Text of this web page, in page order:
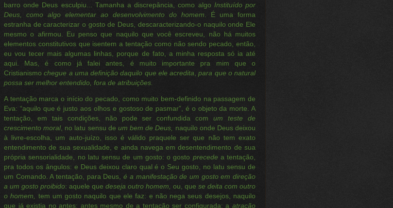
barro onde Deus esculpiu... Tamanha a discrepância, como algo Instituído por
Deus, como algo elementar ao desenvolvimento do homem . É uma forma
estranha de caracterizar o gosto de Deus, descaracterizando-o naquilo onde Ele
mesmo o afirmou. Eu penso que naquilo que você escreveu, não há muitos
elementos constitutivos que isentem a tentação como não sendo pecado, então,
eu vou tecer mais algumas linhas, porque de fato, a minha resposta só ia até
aqui. Mas, é como já falei antes, é muito importante pra mim que o
Cristianismochegue a uma definição daquilo que ele acredita ,para que o natural
possa ser melhor entendido, fora de atribuições.
A tentação marca o início do pecado, como muito bem-definido na passagem de
Eva: “aquilo que é justo aos olhos e gostoso de pasmar”, é o objeto da morte. A
tentação, em tais condições, não pode ser confundida comum teste de
crescimento moral, no latu sensu de um bem de Deus, naquilo onde Deus deixou
à livre-escolha, um auto-juízo, isso é válido praquele ser que não tem exato
entendimento de sua sexualidade, e ainda navega em desentendimento de sua
própria sensorialidade, no latu sensu de um gosto: o gosto precedea tentação,
pra todos os ângulos: e Deus deixou claro qual é o Seu gosto, no latu sensu de
um Comando. A tentação, para Deus,é a manifestação de um gosto em direção
a um gosto proibido: aquele que deseja outro homem, ou, que se deita com outro
o homem, tem um gosto naquilo que ele faz: e não nega seus desejos, naquilo
que já existia no antes: antes mesmo de a tentação ser configurada: a atração